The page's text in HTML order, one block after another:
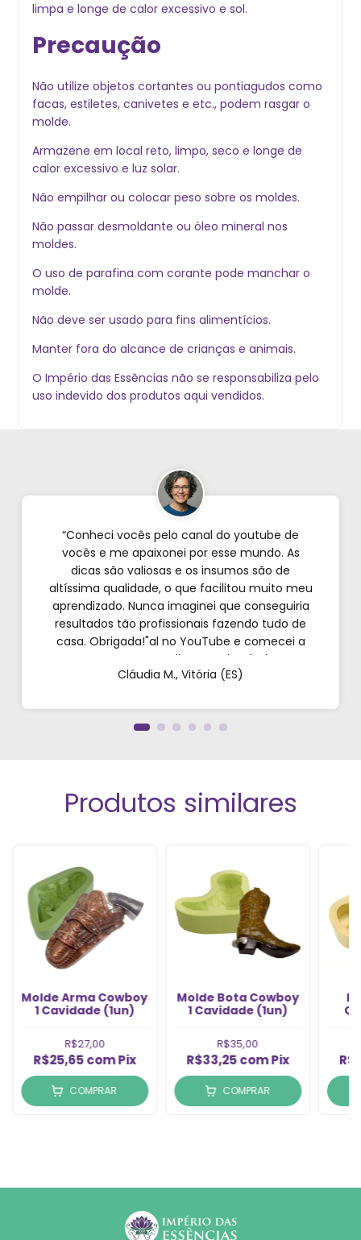
limpa e longe de calor excessivo e sol.
Precaução
Não utilize objetos cortantes ou pontiagudos como
facas, estiletes, canivetes e etc., podem rasgar o
molde.
Armazene em local reto, limpo, seco e longe de
calor excessivo e luz solar.
Não empilhar ou colocar peso sobre os moldes.
Não passar desmoldante ou óleo mineral nos
moldes.
O uso de parafina com corante pode manchar o
molde.
Não deve ser usado para fins alimentícios.
Manter fora do alcance de crianças e animais.
O Império das Essências não se responsabiliza pelo
uso indevido dos produtos aqui vendidos.
“Conheci vocês pelo canal do youtube de
vocês e me apaixonei por esse mundo. As
dicas são valiosas e os insumos são de
altíssima qualidade, o que facilitou muito meu
aprendizado. Nunca imaginei que conseguiria
resultados tão profissionais fazendo tudo de
casa. Obrigada!"al no YouTube e comecei a
testar em casa. As dicas são incríveis e os
produtos são exatamente como mostram nos
perfumes!”
Cláudia M., Vitória (ES)
Produtos similares
Molde Arma Cowboy
1 Cavidade (1un)
R$27,00
R$25,65comPix
COMPRAR
Molde Bota Cowboy
1 Cavidade (1un)
R$35,00
R$33,25comPix
COMPRAR